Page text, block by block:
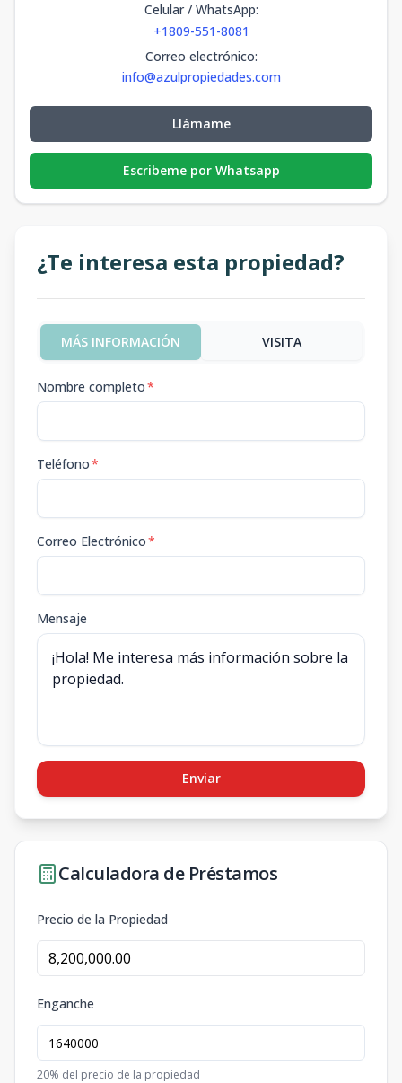
Celular / WhatsApp:
+1809-551-8081
Correo electrónico:
info@azulpropiedades.com
Llámame
Escribeme por Whatsapp
¿Te interesa esta propiedad?
MÁS INFORMACIÓN VISITA
Nombre completo*
Teléfono*
Correo Electrónico*
Mensaje
Enviar
Calculadora de Préstamos
Precio de la Propiedad
Enganche
20% del precio de la propiedad